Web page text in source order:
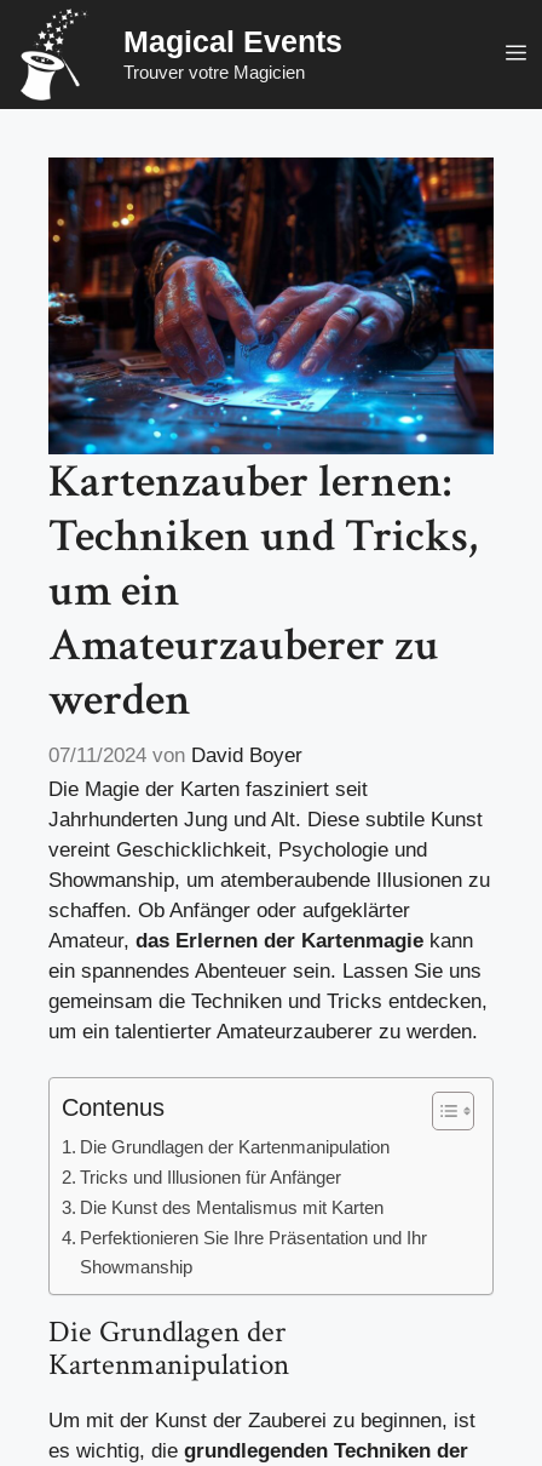
Inhalt
springen
Magical Events
Trouver votre Magicien
Kartenzauber lernen:
Techniken und Tricks,
um ein
Amateurzauberer zu
werden
07/11/2024 von David Boyer
Die Magie der Karten fasziniert seit
Jahrhunderten Jung und Alt. Diese subtile Kunst
vereint Geschicklichkeit, Psychologie und
Showmanship, um atemberaubende Illusionen zu
schaffen. Ob Anfänger oder aufgeklärter
Amateur, das Erlernen der Kartenmagie kann
ein spannendes Abenteuer sein. Lassen Sie uns
gemeinsam die Techniken und Tricks entdecken,
um ein talentierter Amateurzauberer zu werden.
Contenus
Die Grundlagen der Kartenmanipulation
Tricks und Illusionen für Anfänger
Die Kunst des Mentalismus mit Karten
Perfektionieren Sie Ihre Präsentation und Ihr
Showmanship
Die Grundlagen der
Kartenmanipulation
Um mit der Kunst der Zauberei zu beginnen, ist
es wichtig, die grundlegenden Techniken der